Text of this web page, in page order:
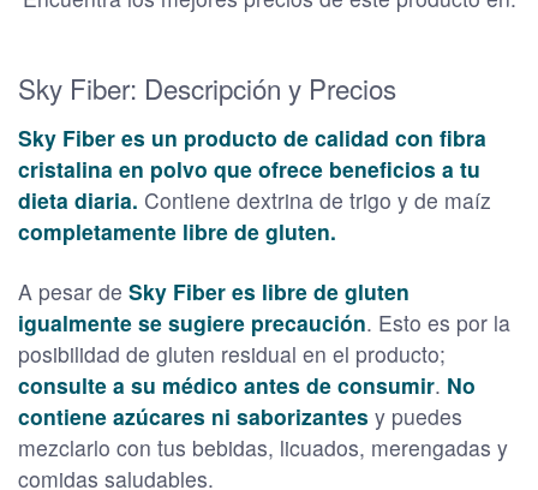
Sky Fiber: Descripción y Precios
Sky Fiber es un producto de calidad con fibra
cristalina en polvo que ofrece beneficios a tu
dieta diaria. Contiene dextrina de trigo y de maíz
completamente libre de gluten.
A pesar de Sky Fiber es libre de gluten
igualmente se sugiere precaución. Esto es por la
posibilidad de gluten residual en el producto;
consulte a su médico antes de consumir. No
contiene azúcares ni saborizantes y puedes
mezclarlo con tus bebidas, licuados, merengadas y
comidas saludables.